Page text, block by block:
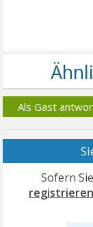
Als Gast
Sofern
registrieren